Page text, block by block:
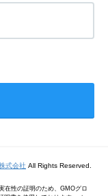
式会社 All Rights Reserved.
在性の証明のため、GMOグロ